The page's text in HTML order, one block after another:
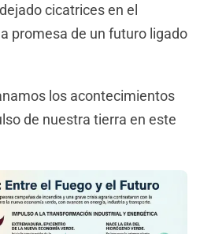
cicatrices en el
promesa de un futuro ligado
los acontecimientos
de nuestra tierra en este